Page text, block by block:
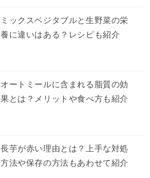
ミックスベジタブルと生野菜の栄
養に違いはある？レシピも紹介
オートミールに含まれる脂質の効
果とは？メリットや食べ方も紹介
長芋が赤い理由とは？上手な対処
方法や保存の方法もあわせて紹介